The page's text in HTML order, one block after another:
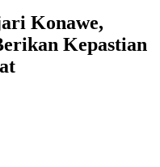
Konawe,
Kepastian